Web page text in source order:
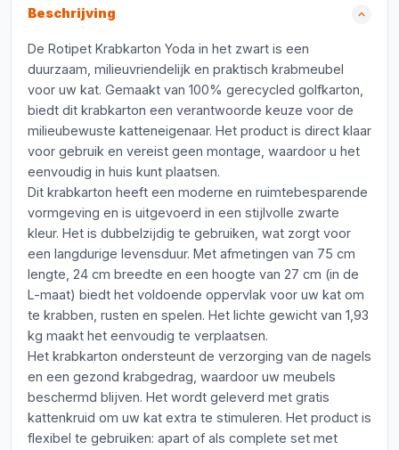
Beschrijving
De Rotipet Krabkarton Yoda in het zwart is een
duurzaam, milieuvriendelijk en praktisch krabmeubel
voor uw kat. Gemaakt van 100% gerecycled golfkarton,
biedt dit krabkarton een verantwoorde keuze voor de
milieubewuste katteneigenaar. Het product is direct klaar
voor gebruik en vereist geen montage, waardoor u het
eenvoudig in huis kunt plaatsen.
Dit krabkarton heeft een moderne en ruimtebesparende
vormgeving en is uitgevoerd in een stijlvolle zwarte
kleur. Het is dubbelzijdig te gebruiken, wat zorgt voor
een langdurige levensduur. Met afmetingen van 75 cm
lengte, 24 cm breedte en een hoogte van 27 cm (in de
L-maat) biedt het voldoende oppervlak voor uw kat om
te krabben, rusten en spelen. Het lichte gewicht van 1,93
kg maakt het eenvoudig te verplaatsen.
Het krabkarton ondersteunt de verzorging van de nagels
en een gezond krabgedrag, waardoor uw meubels
beschermd blijven. Het wordt geleverd met gratis
kattenkruid om uw kat extra te stimuleren. Het product is
flexibel te gebruiken: apart of als complete set met